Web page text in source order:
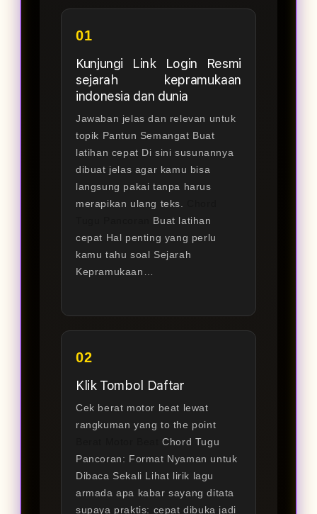
01
Kunjungi Link Login Resmi
sejarah kepramukaan
indonesia dan dunia
Jawaban jelas dan relevan untuk
topik Pantun Semangat Buat
latihan cepat Di sini susunannya
dibuat jelas agar kamu bisa
langsung pakai tanpa harus
merapikan ulang teks.
Buat latihan
cepat Hal penting yang perlu
kamu tahu soal Sejarah
Kepramukaan…
02
Klik Tombol Daftar
Cek berat motor beat lewat
rangkuman yang to the point
Chord Tugu
Pancoran: Format Nyaman untuk
Dibaca Sekali Lihat lirik lagu
armada apa kabar sayang ditata
supaya praktis: cepat dibuka jadi